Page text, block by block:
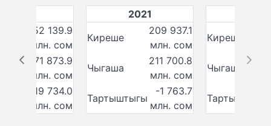
152 139.9
млн. сом
171 873.9
млн. сом
-19 734.0
млн. сом
2021
Киреше
209 937.1
млн. сом
Чыгаша
211 700.8
млн. сом
Тартыштыгы
-1 763.7
млн. сом
Киреше
Чыгаша
Тартыштыгы